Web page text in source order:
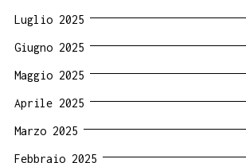
Luglio 2025
Giugno 2025
Maggio 2025
Aprile 2025
Marzo 2025
Febbraio 2025